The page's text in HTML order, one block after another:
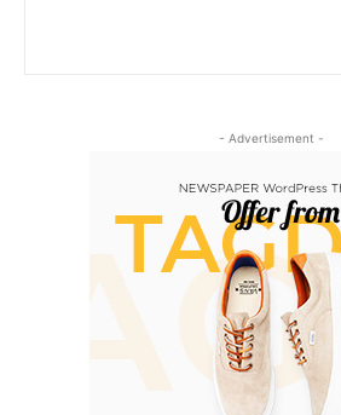
- Advertisement -